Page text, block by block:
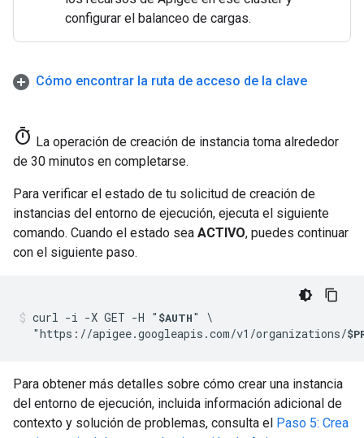
configurar el balanceo de cargas.
Cómo encontrar la ruta de acceso de la clave
timer La operación de creación de instancia toma alrededor
de 30 minutos en completarse.
Para verificar el estado de tu solicitud de creación de
instancias del entorno de ejecución, ejecuta el siguiente
comando. Cuando el estado sea ACTIVO, puedes continuar
con el siguiente paso.
curl -i -X GET -H " $AUTH" \
  "https://apigee.googleapis.com/v1/organizations/
Para obtener más detalles sobre cómo crear una instancia
del entorno de ejecución, incluida información adicional de
contexto y solución de problemas, consulta el Paso 5: Crea